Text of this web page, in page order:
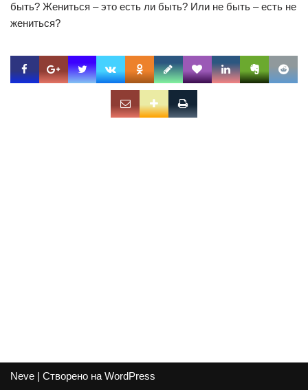
быть? Жениться – это есть ли быть? Или не быть – есть не
жениться?
Neve | Створено на WordPress